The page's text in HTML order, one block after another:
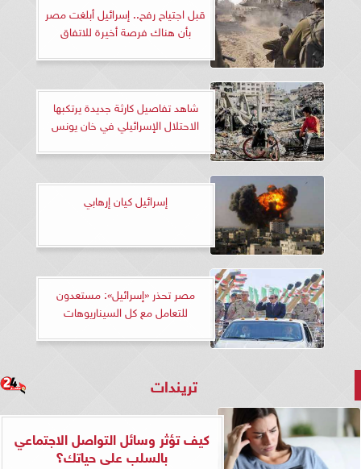
قبل اجتياح رفح.. إسرائيل أبلغت مصر
بأن هناك فرصة أخيرة للاتفاق
شاهد تفاصيل كارثة جديدة يرتكبها
الاحتلال الإسرائيلي في خان يونس
إسرائيل كيان إرهابي
مصر تحذر «إسرائيل»: مستعدون
للتعامل مع كل السيناريوهات
تريندات
كيف تؤثر وسائل التواصل الاجتماعي
بالسلب على حياتك؟